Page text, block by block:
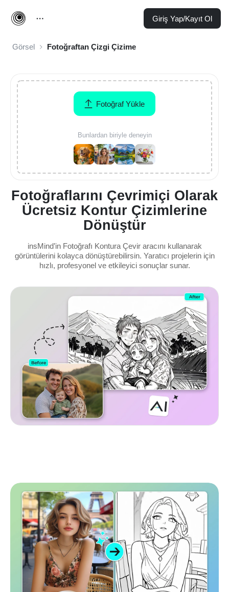
Giriş Yap/Kayıt Ol
Görsel Fotoğraftan Çizgi Çizime
Fotoğraflarını Çevrimiçi Olarak
Ücretsiz Kontur Çizimlerine
Dönüştür
insMind’in Fotoğrafı Kontura Çevir aracını kullanarak
görüntülerini kolayca dönüştürebilirsin. Yaratıcı projelerin için
hızlı, profesyonel ve etkileyici sonuçlar sunar.
Fotoğraf Yükle
Bunlardan biriyle deneyin